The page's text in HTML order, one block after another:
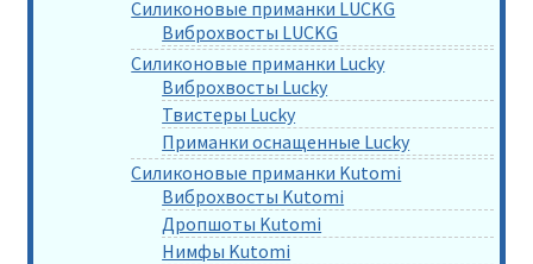
Силиконовые приманки LUCKG
Виброхвосты LUCKG
Силиконовые приманки Lucky
Виброхвосты Lucky
Твистеры Lucky
Приманки оснащенные Lucky
Силиконовые приманки Kutomi
Виброхвосты Kutomi
Дропшоты Kutomi
Нимфы Kutomi